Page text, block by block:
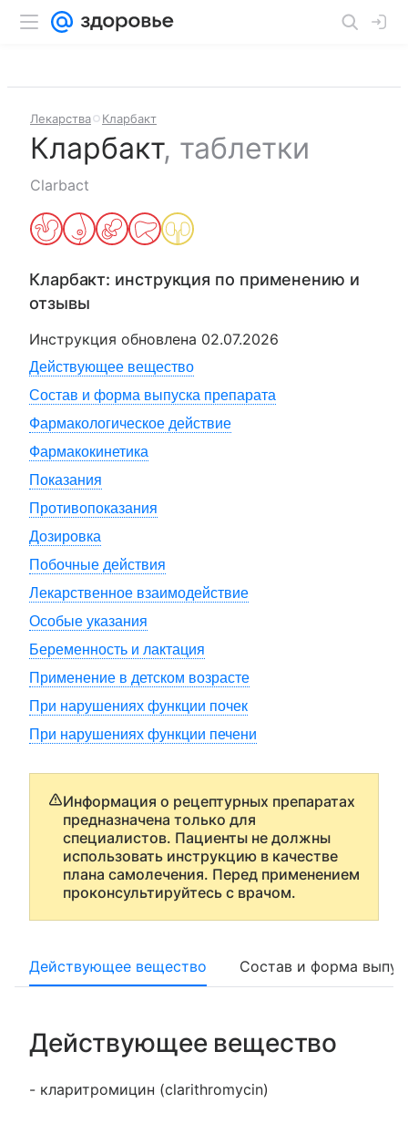
Лекарства Кларбакт
Кларбакт, таблетки
Clarbact
Кларбакт: инструкция по применению и
отзывы
Инструкция обновлена 02.07.2026
Действующее вещество
Состав и форма выпуска препарата
Фармакологическое действие
Фармакокинетика
Показания
Противопоказания
Дозировка
Побочные действия
Лекарственное взаимодействие
Особые указания
Беременность и лактация
Применение в детском возрасте
При нарушениях функции почек
При нарушениях функции печени
Информация о рецептурных препаратах
предназначена только для
специалистов. Пациенты не должны
использовать инструкцию в качестве
плана самолечения. Перед применением
проконсультируйтесь с врачом.
Действующее вещество Состав и форма
Действующее вещество
- кларитромицин (clarithromycin)